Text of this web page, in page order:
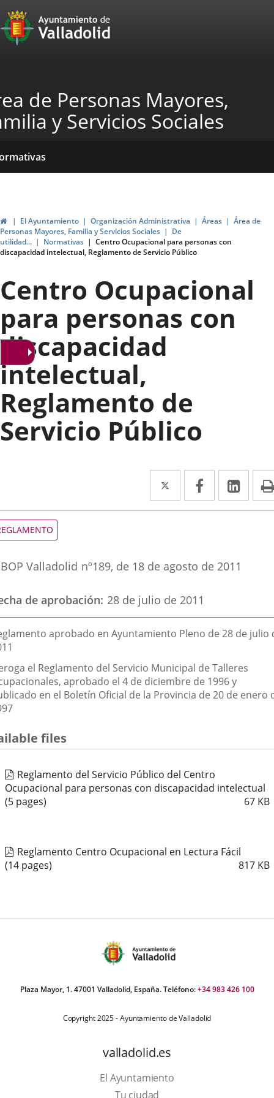
Portal
Web
Ayuntamiento
de
Valladolid
de Personas Mayores,
y Servicios Sociales
HomeEl Ayuntamiento Organización Administrativa Áreas
Área de
Personas Mayores, Familia y Servicios Sociales
De
utilidad...
Normativas
Centro Ocupacional para personas con
discapacidad intelectual, Reglamento de Servicio Público
Centro Ocupacional
para personas con
discapacidad
intelectual,
Reglamento de
Servicio Público
Twitter
Enlace
a
externa.
Facebook
Enlace
a
externa.
a
BOP Valladolid nº189, de 18 de agosto de 2011
de aprobación 28 de julio de 2011
aprobado en Ayuntamiento Pleno de 28 de julio
el Reglamento del Servicio Municipal de Talleres
aprobado el 4 de diciembre de 1996 y
en el Boletín Oficial de la Provincia de 20 de enero
files
Reglamento del Servicio Público del Centro
Ocupacional para personas con discapacidad intelectual
67 KB
(5 pages)
Reglamento Centro Ocupacional en Lectura Fácil
817 KB
(14 pages)
Plaza Mayor, 1. 47001 Valladolid, España. Teléfono:+34 983 426 100
Copyright 2025 - Ayuntamiento de Valladolid
valladolid.es
El Ayuntamiento
Tu ciudad